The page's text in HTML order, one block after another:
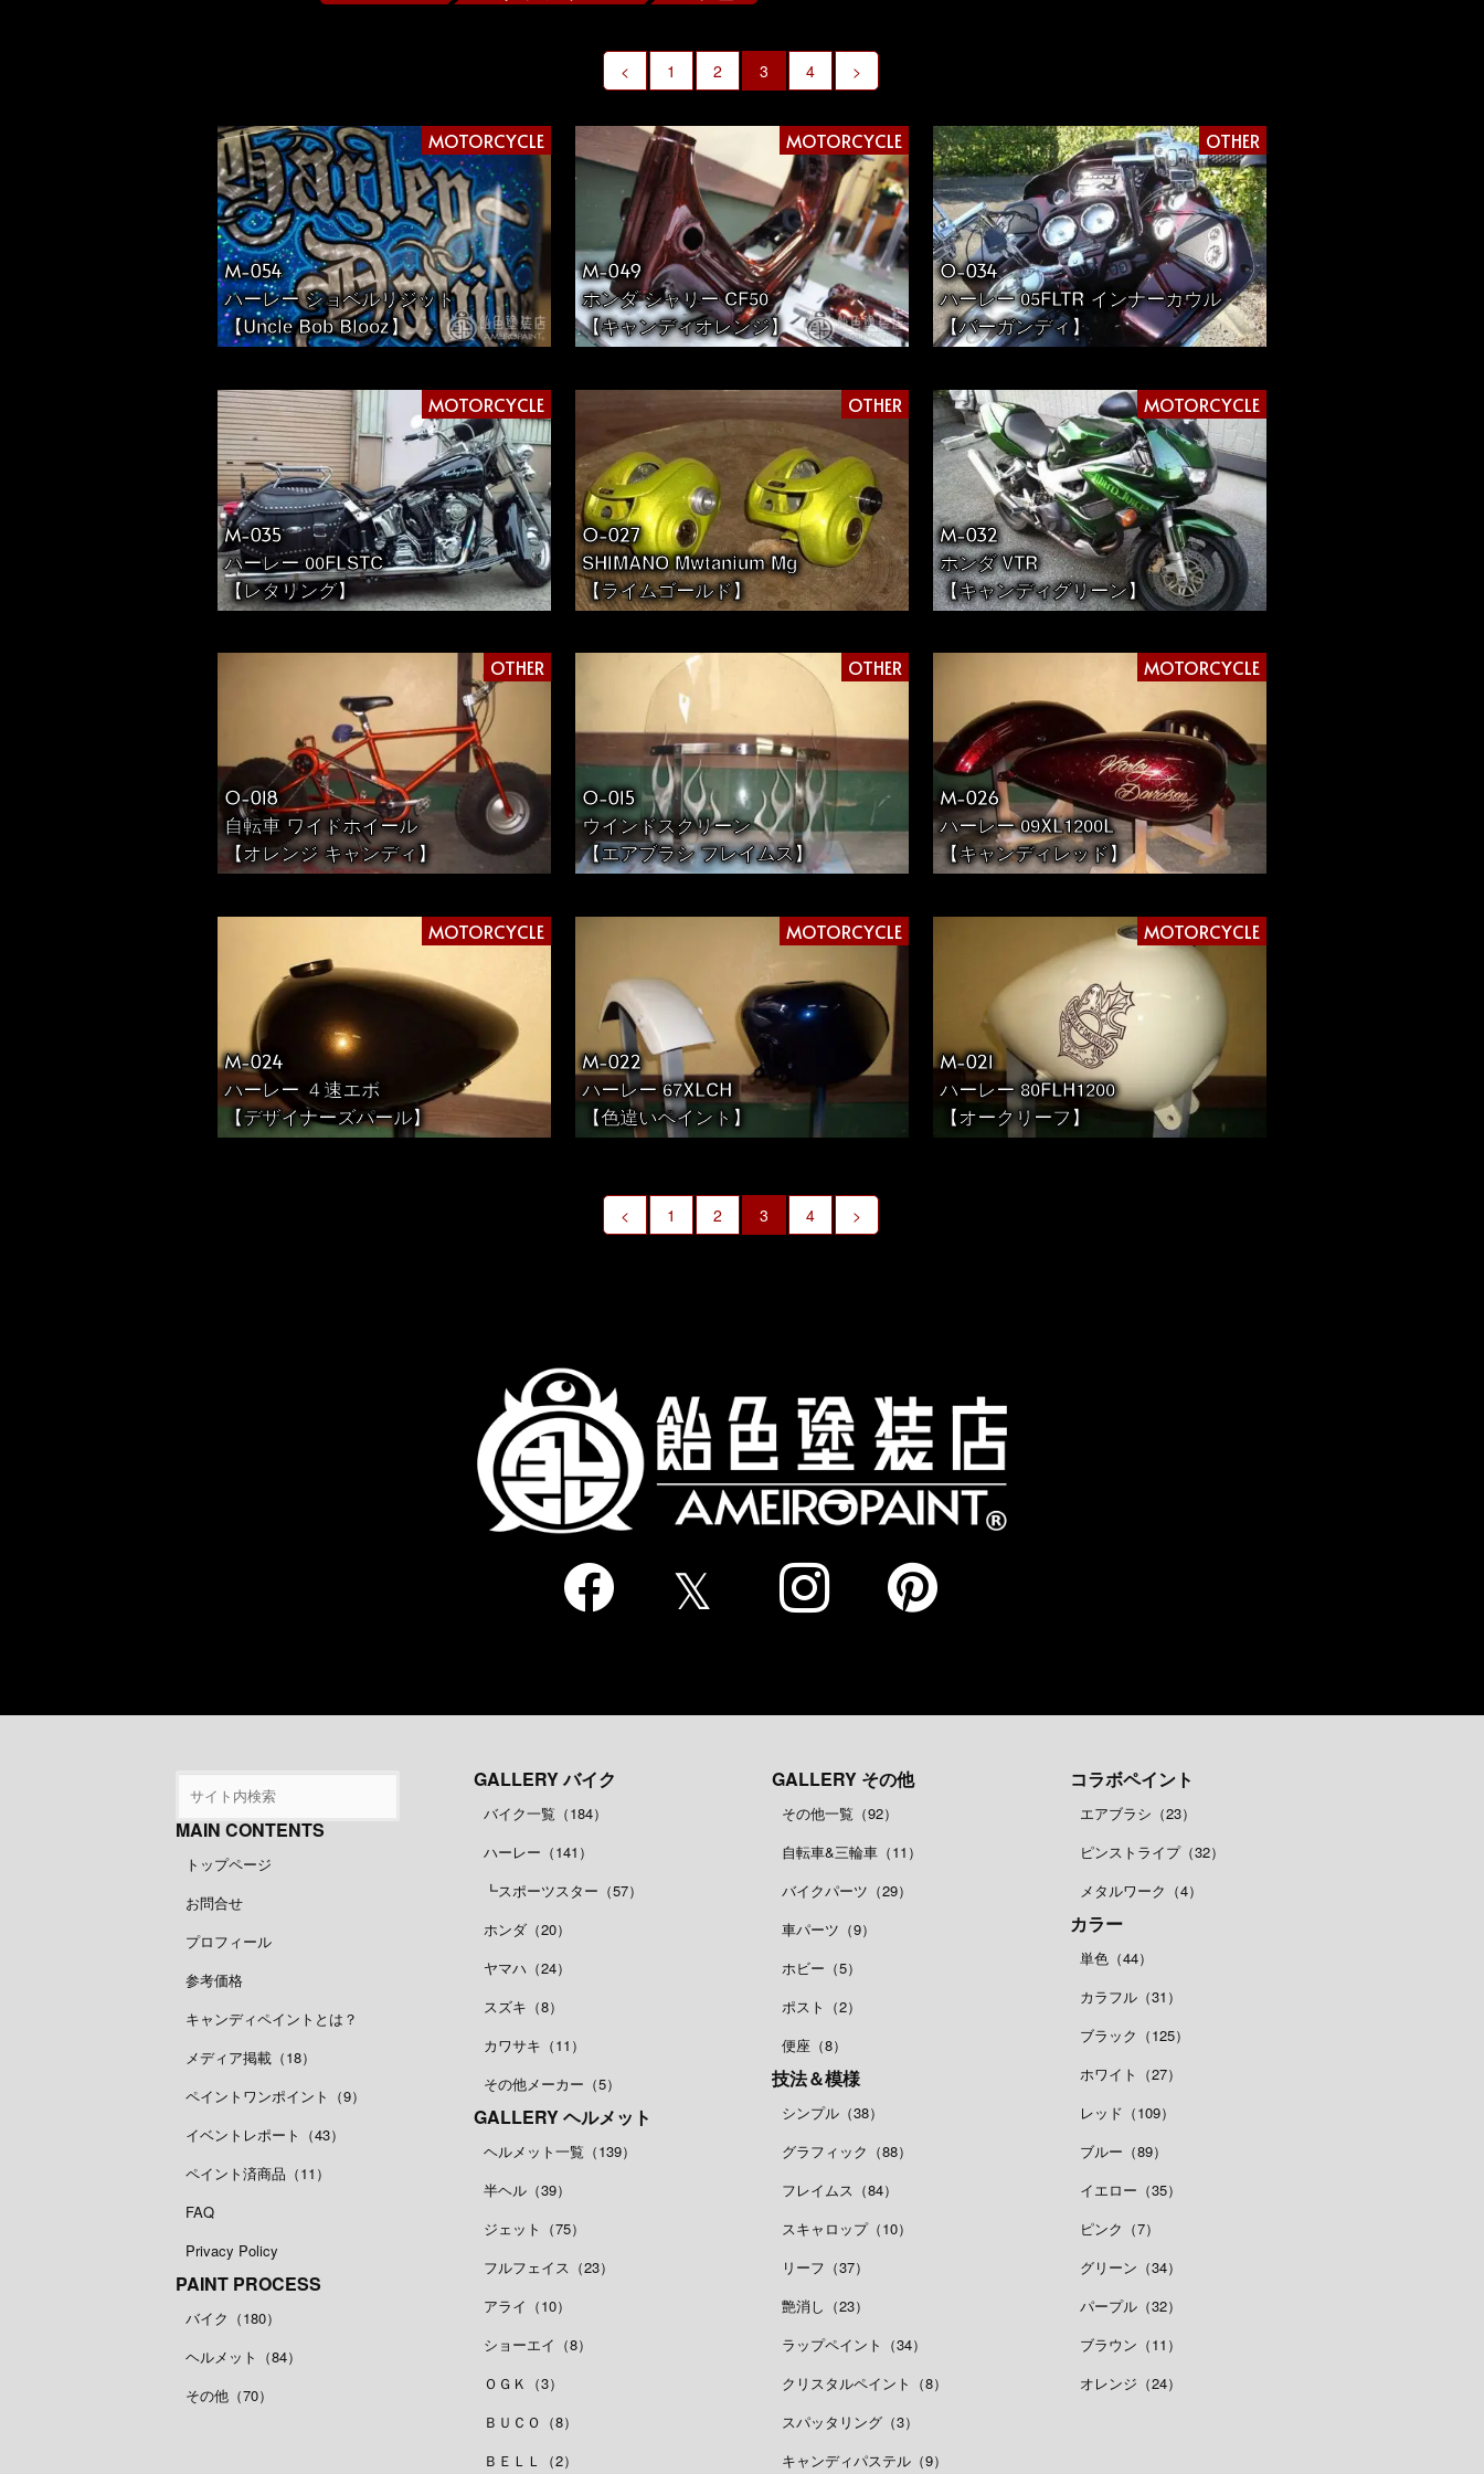
稿
の
ペ
ー
ジ
送
り
< 1 2 3 4 >
MOTORCYCLE
M-054
ハーレー ショベルリジット
【Uncle Bob Blooz】
MOTORCYCLE
M-049
ホンダ シャリー CF50
【キャンディオレンジ】
OTHER
O-034
ハーレー 05FLTR インナーカウル
【バーガンディ】
MOTORCYCLE
M-035
ハーレー 00FLSTC
【レタリング】
OTHER
O-027
SHIMANO Mwtanium Mg
【ライムゴールド】
MOTORCYCLE
M-032
ホンダ VTR
【キャンディグリーン】
OTHER
O-018
自転車 ワイドホイール
【オレンジ キャンディ】
OTHER
O-015
ウインドスクリーン
【エアブラシ フレイムス】
MOTORCYCLE
M-026
ハーレー 09XL1200L
【キャンディレッド】
MOTORCYCLE
M-024
ハーレー ４速エボ
【デザイナーズパール】
MOTORCYCLE
M-022
ハーレー 67XLCH
【色違いペイント】
MOTORCYCLE
M-021
ハーレー 80FLH1200
【オークリーフ】
< 1 2 3 4 >
MAIN CONTENTS
トップページ
お問合せ
プロフィール
参考価格
キャンディペイントとは？
メディア掲載（18）
ペイントワンポイント（9）
イベントレポート（43）
ペイント済商品（11）
FAQ
Privacy Policy
PAINT PROCESS
バイク（180）
ヘルメット（84）
その他（70）
GALLERY バイク
バイク一覧（184）
ハーレー（141）
┗スポーツスター（57）
ホンダ（20）
ヤマハ（24）
スズキ（8）
カワサキ（11）
その他メーカー（5）
GALLERY ヘルメット
ヘルメット一覧（139）
半ヘル（39）
ジェット（75）
フルフェイス（23）
アライ（10）
ショーエイ（8）
ＯＧＫ（3）
ＢＵＣＯ（8）
ＢＥＬＬ（2）
GALLERY その他
その他一覧（92）
自転車&三輪車（11）
バイクパーツ（29）
車パーツ（9）
ホビー（5）
ポスト（2）
便座（8）
技法＆模様
シンプル（38）
グラフィック（88）
フレイムス（84）
スキャロップ（10）
リーフ（37）
艶消し（23）
ラップペイント（34）
クリスタルペイント（8）
スパッタリング（3）
キャンディパステル（9）
コラボペイント
エアブラシ（23）
ピンストライプ（32）
メタルワーク（4）
カラー
単色（44）
カラフル（31）
ブラック（125）
ホワイト（27）
レッド（109）
ブルー（89）
イエロー（35）
ピンク（7）
グリーン（34）
パープル（32）
ブラウン（11）
オレンジ（24）